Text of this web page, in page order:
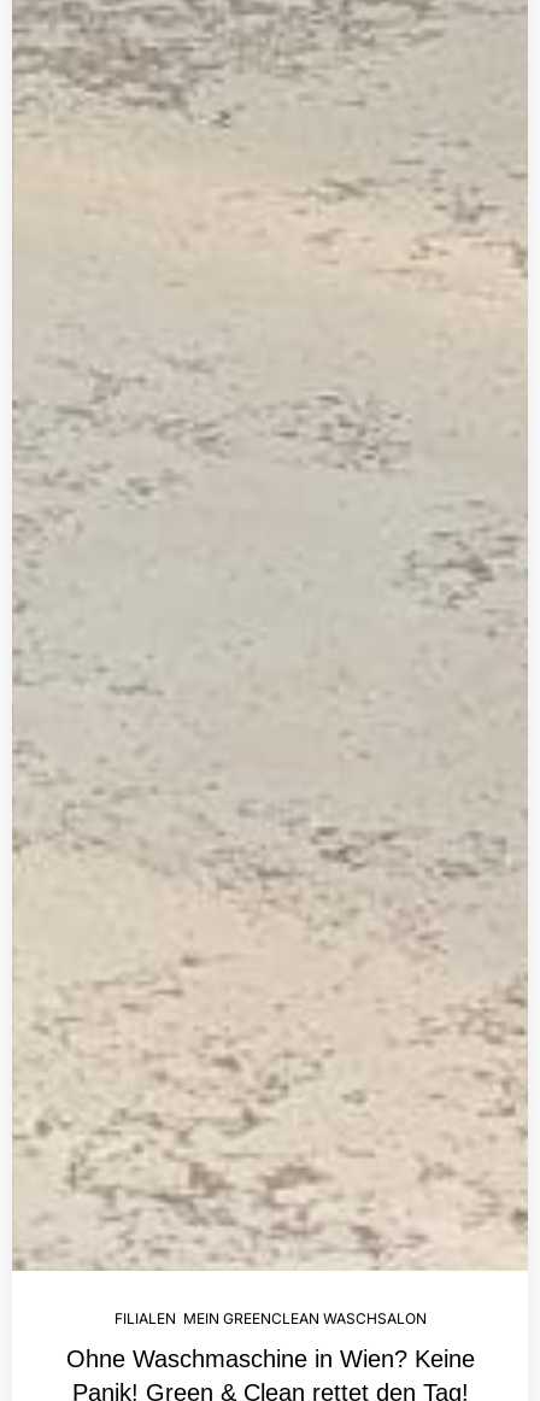
FILIALEN MEIN GREENCLEAN WASCHSALON
Ohne Waschmaschine in Wien? Keine
Panik! Green & Clean rettet den Tag!